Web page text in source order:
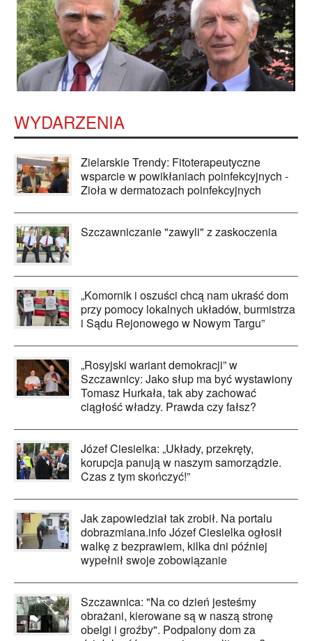
WYDARZENIA
Zielarskie Trendy: Fitoterapeutyczne
wsparcie w powikłaniach poinfekcyjnych -
Zioła w dermatozach poinfekcyjnych
Szczawniczanie "zawyli" z zaskoczenia
„Komornik i oszuści chcą nam ukraść dom
przy pomocy lokalnych układów, burmistrza
i Sądu Rejonowego w Nowym Targu”
„Rosyjski wariant demokracji” w
Szczawnicy: Jako słup ma być wystawiony
Tomasz Hurkała, tak aby zachować
ciągłość władzy. Prawda czy fałsz?
Józef Ciesielka: „Układy, przekręty,
korupcja panują w naszym samorządzie.
Czas z tym skończyć!”
Jak zapowiedział tak zrobił. Na portalu
dobrazmiana.info Józef Ciesielka ogłosił
walkę z bezprawiem, kilka dni później
wypełnił swoje zobowiązanie
Szczawnica: "Na co dzień jesteśmy
obrażani, kierowane są w naszą stronę
obelgi i groźby". Podpalony dom za